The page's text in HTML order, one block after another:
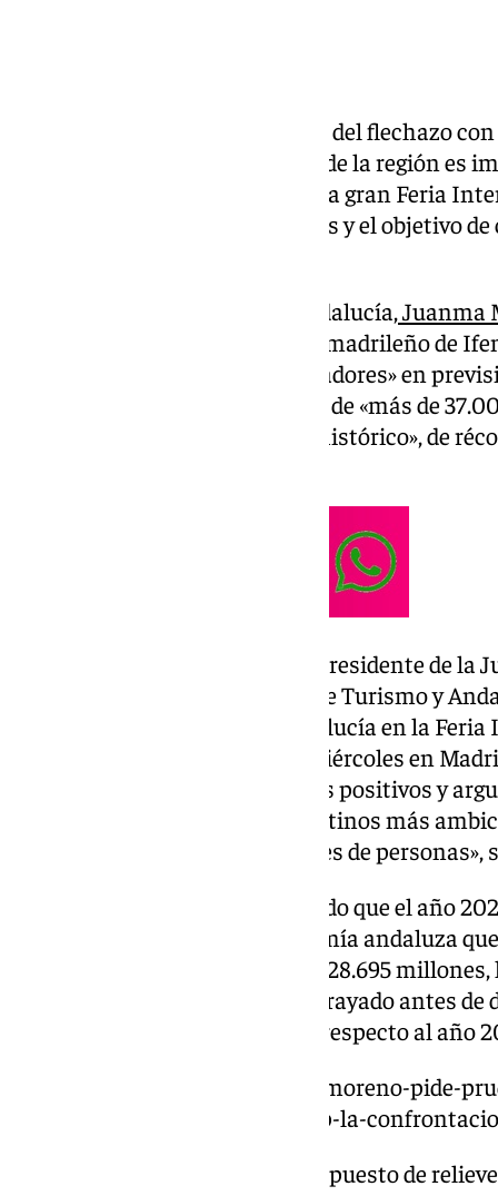
, la campaña del flechazo
porque la maquinaría turística de la región es
comunidad autónoma acude a la gran Feria
con grandes esperanzas puestas y el objetivo
El presidente de la Junta de Andalucía,Juanma
primera jornada en el pabellón madrileño de
maneja unos datos «muy alentadores» en
2025, cuando se espera la visita de «más de
y ello tras cerrar un año 2024 «histórico», de
Son datos que ha destacado el presidente de la
ha ofrecido junto al consejero de Turismo y
tras inaugurar el stand de Andalucía en la
2025 que ha comenzado este miércoles en
andaluz ha desglosado los datos positivos y
Andalucía «como uno de los destinos más
viajar «cientos de miles, millones de personas»,
Así, Juanma Moreno ha resaltado que el año
generó un impacto en la economía andaluza
millones de euros; en concreto, 28.695
nuestra historia», según ha subrayado antes de
crecimiento nominal del 13,3% respecto al año
https://www.101tv.es/juanma-moreno-pide-
amenaza-arancelaria-de-trump-la-
De igual modo, el presidente ha puesto de